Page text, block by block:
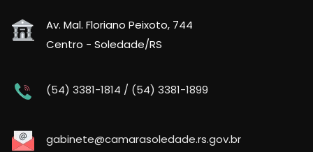
Av. Mal. Floriano Peixoto, 744
Centro - Soledade/RS
(54) 3381-1814 / (54) 3381-1899
gabinete@camarasoledade.rs.gov.br